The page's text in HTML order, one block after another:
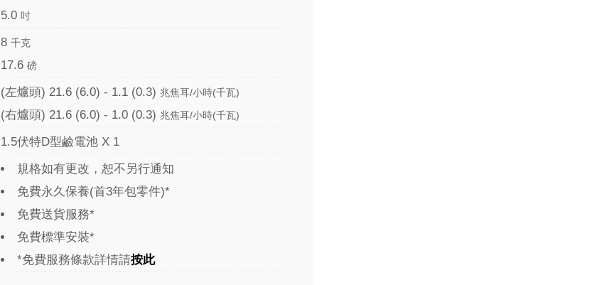
5.0 吋
8 千克
17.6 磅
(左爐頭) 21.6 (6.0) - 1.1 (0.3) 兆焦耳/小時(千瓦)
(右爐頭) 21.6 (6.0) - 1.0 (0.3) 兆焦耳/小時(千瓦)
1.5伏特D型鹼電池 X 1
規格如有更改，恕不另行通知
免費永久保養(首3年包零件)*
免費送貨服務*
免費標準安裝*
*免費服務條款詳情請按此